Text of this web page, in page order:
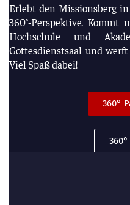
Erlebt den Missionsberg
360°-Perspektive.
Hochschule und
Gottesdienstsaal und
Viel Spaß dabei!
360°